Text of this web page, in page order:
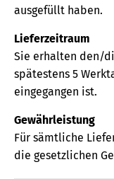
ausgefüllt haben.
Lieferzeitraum
Sie erhalten den/
spätestens 5
eingegangen ist.
Gewährleistung
Für sämtliche
die gesetzlichen